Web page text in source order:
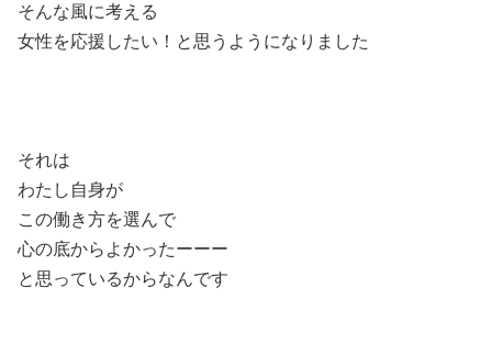
そんな風に考える
女性を応援したい！と思うようになりました
それは
わたし自身が
この働き方を選んで
心の底からよかったーーー
と思っているからなんです